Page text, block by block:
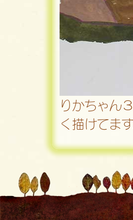
りかちゃん
く描けてます